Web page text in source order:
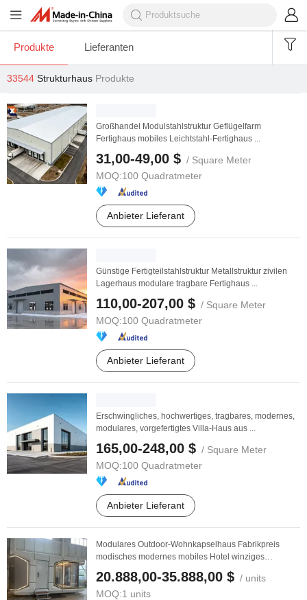
Produkte Lieferanten
33544 Strukturhaus Produkte
Großhandel Modulstahlstruktur Geflügelfarm
Fertighaus mobiles Leichtstahl-Fertighaus ...
31,00-49,00 $ / Square Meter
MOQ:100 Quadratmeter
Anbieter Lieferant
Günstige Fertigteilstahlstruktur Metallstruktur zivilen
Lagerhaus modulare tragbare Fertighaus ...
110,00-207,00 $ / Square Meter
MOQ:100 Quadratmeter
Anbieter Lieferant
Erschwingliches, hochwertiges, tragbares, modernes,
modulares, vorgefertigtes Villa-Haus aus ...
165,00-248,00 $ / Square Meter
MOQ:100 Quadratmeter
Anbieter Lieferant
Modulares Outdoor-Wohnkapselhaus Fabrikpreis
modisches modernes mobiles Hotel winziges
20.888,00-35.888,00 $ / units
MOQ:1 units